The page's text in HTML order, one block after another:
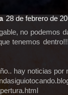
28 de febrero de
no podemos
tenemos
hay noticias por